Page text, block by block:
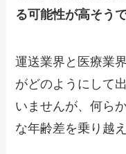
る可能性が高そうで
運送業界と医療業
がどのようにして
いませんが、何ら
な年齢差を乗り越